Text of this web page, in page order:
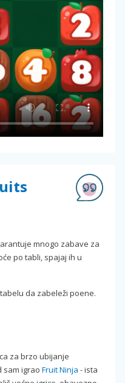
mnogo zabave za
po tabli, spajaj ih u
da zabeleži poene.
za brzo ubijanje
sam igrao Fruit Ninja - ista